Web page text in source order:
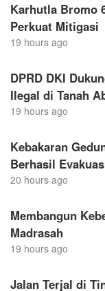
Karhutla Bromo
Perkuat Mitigasi
19 hours ago
DPRD DKI
Ilegal di Tanah
19 hours ago
Kebakaran
Berhasil
20 hours ago
Membangun
Madrasah
19 hours ago
Jalan Terjal di